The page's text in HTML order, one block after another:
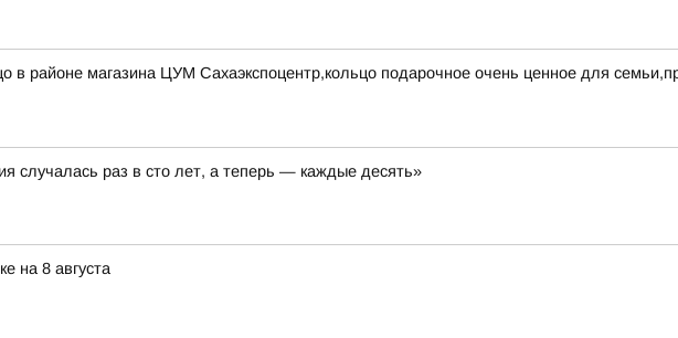
в районе магазина ЦУМ Сахаэкспоцентр,кольцо подарочное очень ценное для
случалась раз в сто лет, а теперь — каждые десять»
на 8 августа